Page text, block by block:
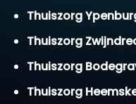
Thuiszorg
Thuiszorg
Thuiszorg
Thuiszorg